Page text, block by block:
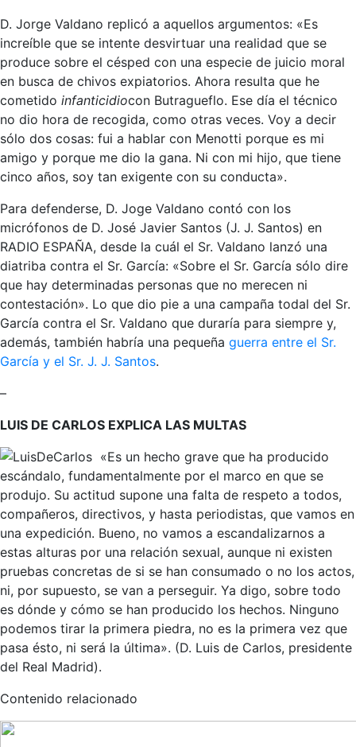
D. Jorge Valdano replicó a aquellos argumentos: «Es
increíble que se intente desvirtuar una realidad que se
produce sobre el césped con una especie de juicio moral
en busca de chivos expiatorios. Ahora resulta que he
cometido infanticidiocon Butragueflo. Ese día el técnico
no dio hora de recogida, como otras veces. Voy a decir
sólo dos cosas: fui a hablar con Menotti porque es mi
amigo y porque me dio la gana. Ni con mi hijo, que tiene
cinco años, soy tan exigente con su conducta».
Para defenderse, D. Joge Valdano contó con los
micrófonos de D. José Javier Santos (J. J. Santos) en
RADIO ESPAÑA, desde la cuál el Sr. Valdano lanzó una
diatriba contra el Sr. García: «Sobre el Sr. García sólo dire
que hay determinadas personas que no merecen ni
contestación». Lo que dio pie a una campaña todal del Sr.
García contra el Sr. Valdano que duraría para siempre y,
además, también habría una pequeña guerra entre el Sr.
García y el Sr. J. J. Santos.
–
LUIS DE CARLOS EXPLICA LAS MULTAS
«Es un hecho grave que ha producido
escándalo, fundamentalmente por el marco en que se
produjo. Su actitud supone una falta de respeto a todos,
compañeros, directivos, y hasta periodistas, que vamos en
una expedición. Bueno, no vamos a escandalizarnos a
estas alturas por una relación sexual, aunque ni existen
pruebas concretas de si se han consumado o no los actos,
ni, por supuesto, se van a perseguir. Ya digo, sobre todo
es dónde y cómo se han producido los hechos. Ninguno
podemos tirar la primera piedra, no es la primera vez que
pasa ésto, ni será la última». (D. Luis de Carlos, presidente
del Real Madrid).
Contenido relacionado